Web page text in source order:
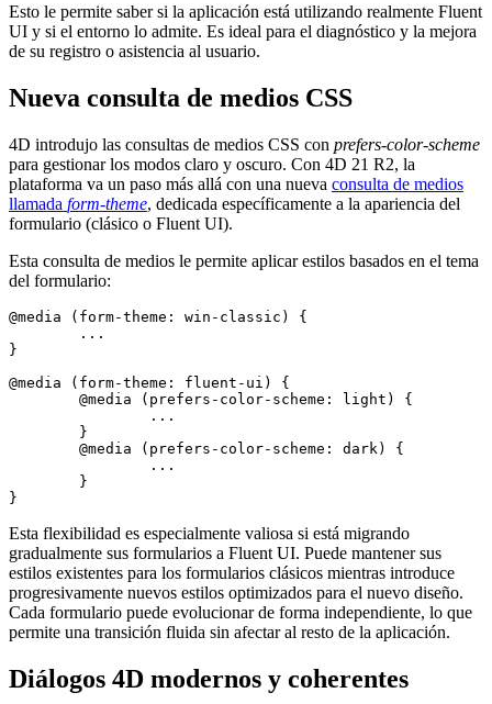
Esto le permite saber si la aplicación está utilizando realmente Fluent
UI y si el entorno lo admite. Es ideal para el diagnóstico y la mejora
de su registro o asistencia al usuario.
Nueva consulta de medios CSS
4D introdujo las consultas de medios CSS con prefers-color-scheme
para gestionar los modos claro y oscuro. Con 4D 21 R2, la
plataforma va un paso más allá con una nueva consulta de medios
llamada form-theme, dedicada específicamente a la apariencia del
formulario (clásico o Fluent UI).
Esta consulta de medios le permite aplicar estilos basados en el tema
del formulario:
@media (form-theme: win-classic) {
}
@media (form-theme: fluent-ui) {
}
Esta flexibilidad es especialmente valiosa si está migrando
gradualmente sus formularios a Fluent UI. Puede mantener sus
estilos existentes para los formularios clásicos mientras introduce
progresivamente nuevos estilos optimizados para el nuevo diseño.
Cada formulario puede evolucionar de forma independiente, lo que
permite una transición fluida sin afectar al resto de la aplicación.
Diálogos 4D modernos y coherentes